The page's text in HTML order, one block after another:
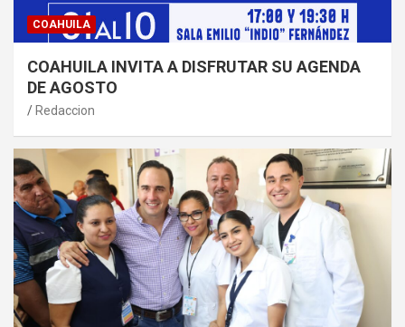
COAHUILA
COAHUILA INVITA A DISFRUTAR SU AGENDA
DE AGOSTO
Redaccion